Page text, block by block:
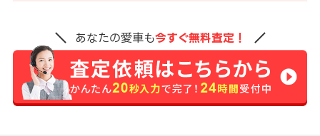
あなたの愛車も今すぐ無料査定！